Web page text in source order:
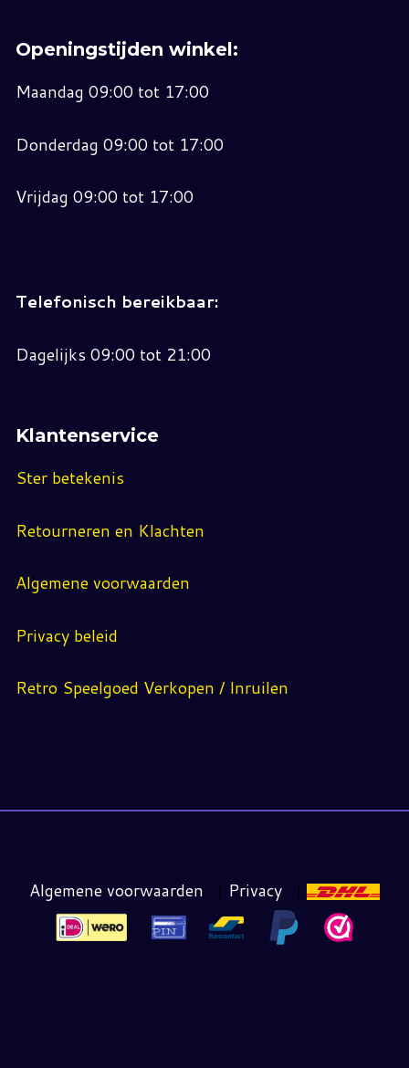
Openingstijden winkel:
Maandag 09:00 tot 17:00
Donderdag 09:00 tot 17:00
Vrijdag 09:00 tot 17:00
Telefonisch bereikbaar:
Dagelijks 09:00 tot 21:00
Klantenservice
Ster betekenis
Retourneren en Klachten
Algemene voorwaarden
Privacy beleid
Retro Speelgoed Verkopen / Inruilen
Algemene voorwaarden | Privacy |